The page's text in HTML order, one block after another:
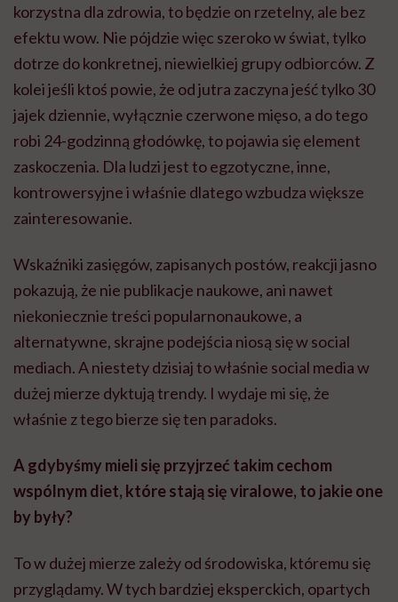
korzystna dla zdrowia, to będzie on rzetelny, ale bez
efektu wow. Nie pójdzie więc szeroko w świat, tylko
dotrze do konkretnej, niewielkiej grupy odbiorców. Z
kolei jeśli ktoś powie, że od jutra zaczyna jeść tylko 30
jajek dziennie, wyłącznie czerwone mięso, a do tego
robi 24-godzinną głodówkę, to pojawia się element
zaskoczenia. Dla ludzi jest to egzotyczne, inne,
kontrowersyjne i właśnie dlatego wzbudza większe
zainteresowanie.
Wskaźniki zasięgów, zapisanych postów, reakcji jasno
pokazują, że nie publikacje naukowe, ani nawet
niekoniecznie treści popularnonaukowe, a
alternatywne, skrajne podejścia niosą się w social
mediach. A niestety dzisiaj to właśnie social media w
dużej mierze dyktują trendy. I wydaje mi się, że
właśnie z tego bierze się ten paradoks.
A gdybyśmy mieli się przyjrzeć takim cechom
wspólnym diet, które stają się viralowe, to jakie one
by były?
To w dużej mierze zależy od środowiska, któremu się
przyglądamy. W tych bardziej eksperckich, opartych